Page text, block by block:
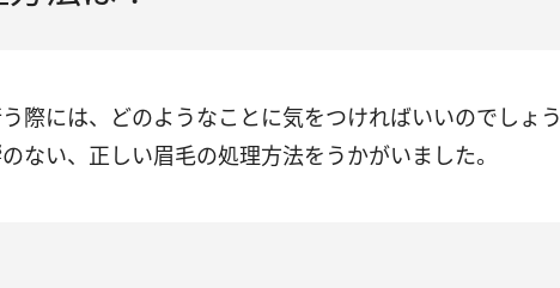
際には、どのようなことに気をつければいいのでしょう
ない、正しい眉毛の処理方法をうかがいました。